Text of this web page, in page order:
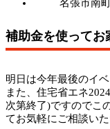
名張市南町
補助金を使ってお
明日は今年最後のイベ
また、住宅省エネ
次第終了)ですのでこ
てお気軽にご相談いた